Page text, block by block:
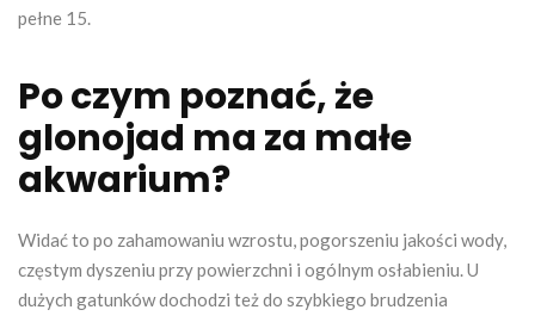
pełne 15.
Po czym poznać, że
glonojad ma za małe
akwarium?
Widać to po zahamowaniu wzrostu, pogorszeniu jakości wody,
częstym dyszeniu przy powierzchni i ogólnym osłabieniu. U
dużych gatunków dochodzi też do szybkiego brudzenia